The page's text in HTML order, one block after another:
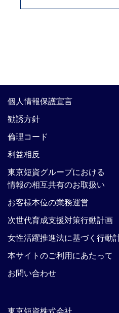
東京短資株式会社
個人情報保護宣言
勧誘方針
倫理コード
利益相反
東京短資グループにおける
情報の相互共有のお取扱い
お客様本位の業務運営
次世代育成支援対策行動計画
女性活躍推進法に基づく行動
本サイトのご利用にあたって
お問い合わせ